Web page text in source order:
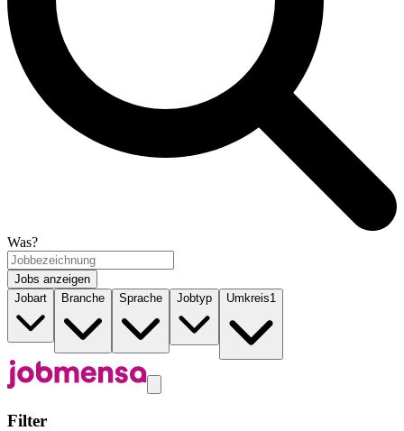
Was?
Jobs anzeigen
Jobart
Branche Sprache Jobtyp Umkreis1
Filter